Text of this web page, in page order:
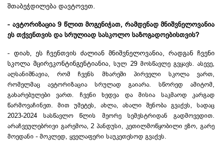
შთაბეჭდილება დავტოვეთ.
- ავტორიზაცია 9 წლით მოგენიჭათ, რამდენად მნიშვნელოვანია
ეს თქვენთვის და სრულიად სასკოლო საზოგადოებისთვის?
- დიახ, ეს ჩვენთვის ძალიან მნიშვნელოვანია, რადგან ჩვენი
სკოლამცირეკონტინგენტიანია,სულ 29 მოსწავლე გვყავს. ასევე,
აღსანიშნავია, რომ ჩვენს მხარეში პირველი სკოლა ვართ,
რომელმაც ავტორიზაცია სრულად გაიარა. სწორედ ამიტომ,
გახარებულები ვართ. ჩვენი ხედვა და მისია საკმაოდ კარგად
წარმოვაჩინეთ. მით უმეტეს, ახლა, ახალი შენობა გვაქვს, სადაც
2023-2024 სასწავლო წლის მეორე სემესტრიდან გადმოვედით.
არაჩვეულებრივი გარემოა, 2 პანდუსი, კეთილმოწყობილი ეზო, გარე
მოედანი - მოკლედ, ყველაფერი საუკეთესოდ გვაქვს.